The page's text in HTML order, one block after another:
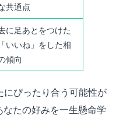
共通点
に足あとをつけた
いいね」をした相
傾向
ぴったり合う可能性が
たの好みを一生懸命学